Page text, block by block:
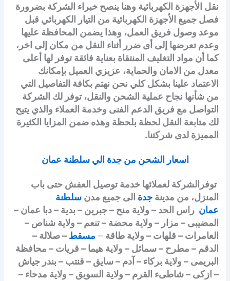
نقل الأجهزة الكهربائية وهنا ينصح خبراء الشركة بضرورة
فصل جميع الأجهزة الكهربائية من التيار الكهربائي قبل
موعد وصول فريق العمل، وهذا يضمن المحافظة عليها
وعدم تعرضها إلى أى ضرر أثناء النقل من مكان إلى اخر،
كما أن مواد التغليف المنتقاة بعناية فائقة توفر لها أعلى
معدل من الامان والحماية، عزيزي العميل بإمكانك
الاعتماد علينا بشكل كلي نحن نهتم بكافة التفاصيل التي
من شأنها نجاح عملية الشحن والنقل، توفر لك الشركة
التواصل مع فريق الدعم الفنى وخدمة العملاء والذي يتيح
لك متابعة النقل لحظة بلحظة وهذه ضمن المزايا الكثيرة
المميزة لدى شركتنا.
اسعار الشحن من جدة الي سلطنة عمان
توفرالشركة لعملائها خدمة توصيل العفش حتى باب
المنزل، من مدينةجدة الى جميع مدنسلطنة
عمان راس الحد – ولاية منح – جبرين – بدية – دبا عمان –
المضيبى – مزار – ولاية محضة – تنعم – ولاية شناص –
العامرات – قلهات – ولاية طاقة – مسقط – صلالة –
الدقم – مطرح – سمائل – ولاية هيما – قريات – محافظة
البريمى – ولاية بركاء – آدم – سايق – قنتب – بندر جياش
– ازكى – شاطىء القرم – ولاية السويق – ولاية مدحاء –